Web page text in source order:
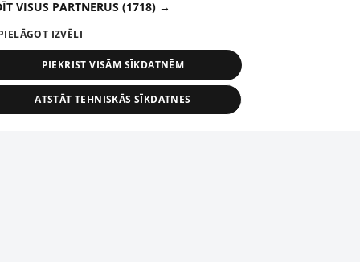
VISUS PARTNERUS (1718) →
IZVĒLI
PIEKRIST VISĀM SĪKDATNĒM
ATSTĀT TEHNISKĀS SĪKDATNES